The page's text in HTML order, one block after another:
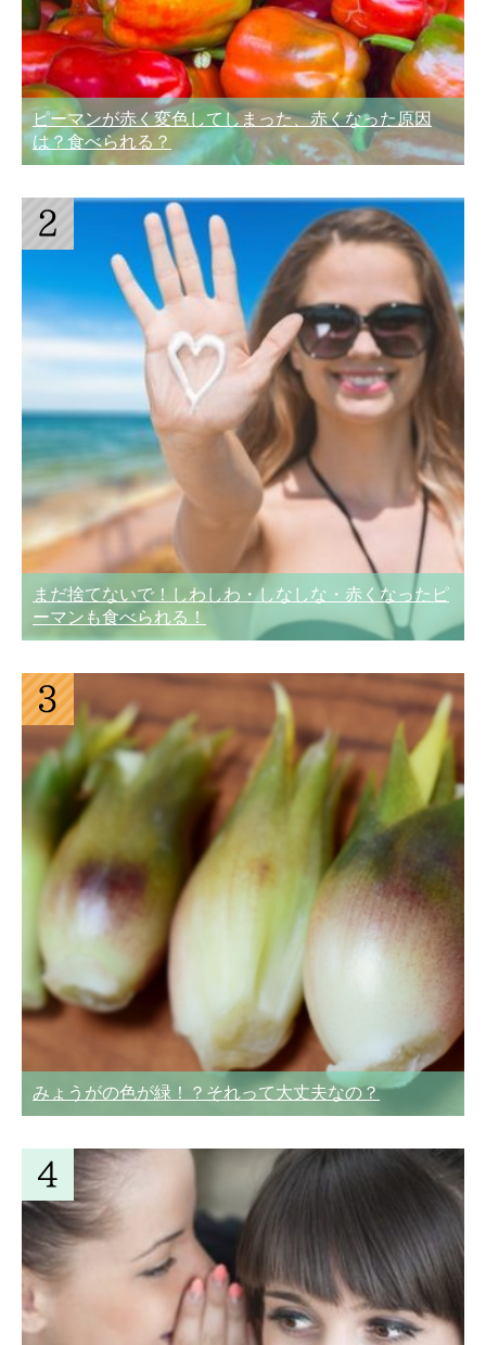
ピーマンが赤く変色してしまった、赤くなった原因
は？食べられる？
まだ捨てないで！しわしわ・しなしな・赤くなったピ
ーマンも食べられる！
みょうがの色が緑！？それって大丈夫なの？